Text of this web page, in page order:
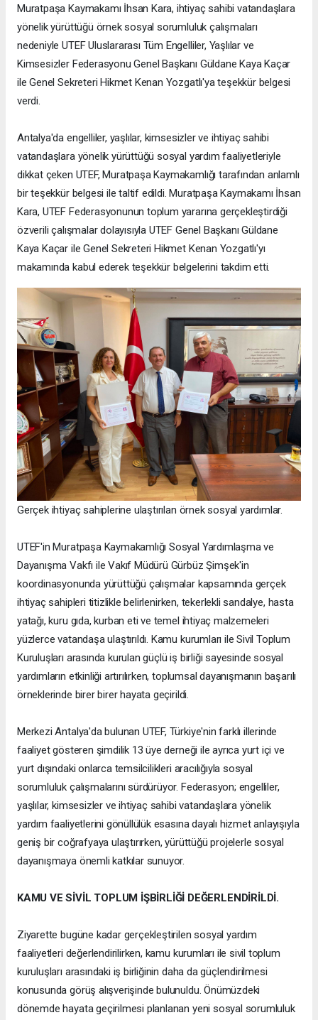
Muratpaşa Kaymakamı İhsan Kara, ihtiyaç sahibi vatandaşlara
yönelik yürüttüğü örnek sosyal sorumluluk çalışmaları
nedeniyle UTEF Uluslararası Tüm Engelliler, Yaşlılar ve
Kimsesizler Federasyonu Genel Başkanı Güldane Kaya Kaçar
ile Genel Sekreteri Hikmet Kenan Yozgatlı'ya teşekkür belgesi
verdi.
Antalya'da engelliler, yaşlılar, kimsesizler ve ihtiyaç sahibi
vatandaşlara yönelik yürüttüğü sosyal yardım faaliyetleriyle
dikkat çeken UTEF, Muratpaşa Kaymakamlığı tarafından anlamlı
bir teşekkür belgesi ile taltif edildi. Muratpaşa Kaymakamı İhsan
Kara, UTEF Federasyonunun toplum yararına gerçekleştirdiği
özverili çalışmalar dolayısıyla UTEF Genel Başkanı Güldane
Kaya Kaçar ile Genel Sekreteri Hikmet Kenan Yozgatlı'yı
makamında kabul ederek teşekkür belgelerini takdim etti.
Gerçek ihtiyaç sahiplerine ulaştırılan örnek sosyal yardımlar.
UTEF'in Muratpaşa Kaymakamlığı Sosyal Yardımlaşma ve
Dayanışma Vakfı ile Vakıf Müdürü Gürbüz Şimşek'in
koordinasyonunda yürüttüğü çalışmalar kapsamında gerçek
ihtiyaç sahipleri titizlikle belirlenirken, tekerlekli sandalye, hasta
yatağı, kuru gıda, kurban eti ve temel ihtiyaç malzemeleri
yüzlerce vatandaşa ulaştırıldı. Kamu kurumları ile Sivil Toplum
Kuruluşları arasında kurulan güçlü iş birliği sayesinde sosyal
yardımların etkinliği artırılırken, toplumsal dayanışmanın başarılı
örneklerinde birer birer hayata geçirildi.
Merkezi Antalya'da bulunan UTEF, Türkiye'nin farklı illerinde
faaliyet gösteren şimdilik 13 üye derneği ile ayrıca yurt içi ve
yurt dışındaki onlarca temsilcilikleri aracılığıyla sosyal
sorumluluk çalışmalarını sürdürüyor. Federasyon; engelliler,
yaşlılar, kimsesizler ve ihtiyaç sahibi vatandaşlara yönelik
yardım faaliyetlerini gönüllülük esasına dayalı hizmet anlayışıyla
geniş bir coğrafyaya ulaştırırken, yürüttüğü projelerle sosyal
dayanışmaya önemli katkılar sunuyor.
KAMU VE SİVİL TOPLUM İŞBİRLİĞİ DEĞERLENDİRİLDİ.
Ziyarette bugüne kadar gerçekleştirilen sosyal yardım
faaliyetleri değerlendirilirken, kamu kurumları ile sivil toplum
kuruluşları arasındaki iş birliğinin daha da güçlendirilmesi
konusunda görüş alışverişinde bulunuldu. Önümüzdeki
dönemde hayata geçirilmesi planlanan yeni sosyal sorumluluk